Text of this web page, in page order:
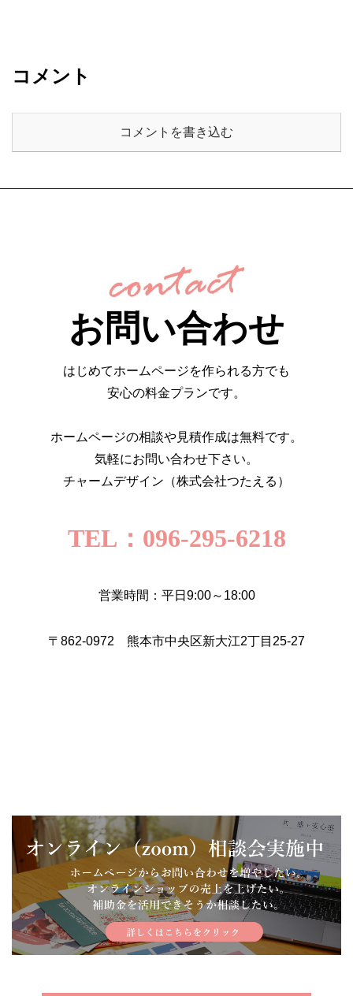
コメント
コメントを書き込む
お問い合わせ
はじめてホームページを作られる方でも
安心の料金プランです。
ホームページの相談や見積作成は無料です。
気軽にお問い合わせ下さい。
チャームデザイン（株式会社つたえる）
TEL：096-295-6218
営業時間：平日9:00～18:00
〒862-0972 熊本市中央区新大江2丁目25-27